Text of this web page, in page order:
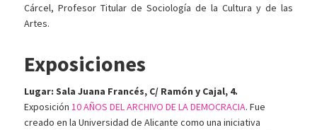
Cárcel, Profesor Titular de Sociología de la Cultura y de las
Artes.
Exposiciones
Lugar: Sala Juana Francés, C/ Ramón y Cajal, 4.
Exposición10 AÑOS DEL ARCHIVO DE LA DEMOCRACIA. Fue
creado en la Universidad de Alicante como una iniciativa